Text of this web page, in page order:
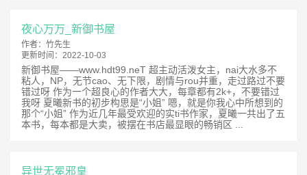
夜心万万_新御书屋
作者： 竹先生
更新时间： 2022-10-03
新御书屋——www.hdt99.neT 超主动活泼女主，nai大水多不
粘人，NP，无节cao、无下限，剧情与rou并重，走过路过不要
错过呀 作为一个超良心的作者大大，每章都有2k+，不要错过
我呀 夏曦新书的初步构思是“小姐” 嗯，就是你我心中所想到的
那个“小姐” 作为近几年最受欢迎的实ti书作家，夏曦一共出了五
本书，每本都是大卖，被摆在书店最显眼的畅销区 ...
异世无冕邪皇